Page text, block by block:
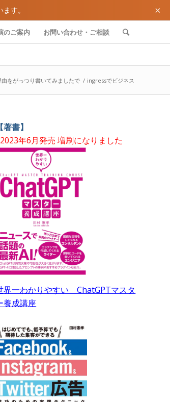
す。 ×
のご案内 お問い合わせ・ご相談
をがっつり書いてみましたで / ingressでビジネス
【著書】
年6月発売 増刷になりました
界一わかりやすい ChatGPTマスタ
養成講座